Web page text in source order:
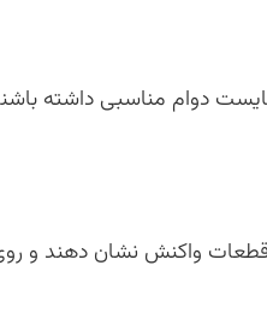
دوام مناسبی داشته
با قطعات واکنش نشان دهند